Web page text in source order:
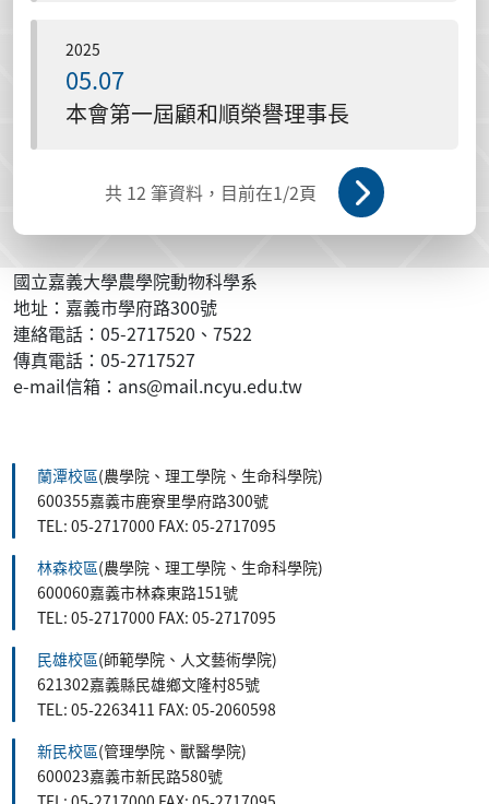
2025
05.07
本會第一屆顧和順榮譽理事長
共 12 筆資料，目前在1/2頁
國立嘉義大學農學院動物科學系
地址：嘉義市學府路300號
連絡電話：05-2717520、7522
傳真電話：05-2717527
e-mail信箱：ans@mail.ncyu.edu.tw
蘭潭校區(農學院、理工學院、生命科學院)
600355嘉義市鹿寮里學府路300號
TEL: 05-2717000 FAX: 05-2717095
林森校區(農學院、理工學院、生命科學院)
600060嘉義市林森東路151號
TEL: 05-2717000 FAX: 05-2717095
民雄校區(師範學院、人文藝術學院)
621302嘉義縣民雄鄉文隆村85號
TEL: 05-2263411 FAX: 05-2060598
新民校區(管理學院、獸醫學院)
600023嘉義市新民路580號